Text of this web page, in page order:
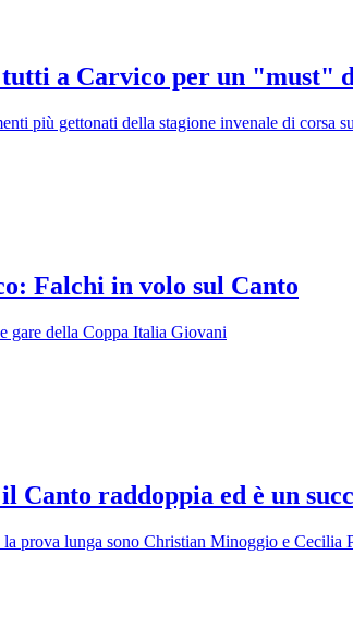
a Carvico per un "must"
più gettonati della stagione invenale di corsa
Falchi in volo sul Canto
gare della Coppa Italia Giovani
raddoppia ed è un
prova lunga sono Christian Minoggio e Cecilia